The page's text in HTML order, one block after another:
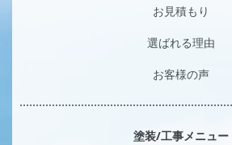
お見積もり
選ばれる理由
お客様の声
塗装/工事メニュー